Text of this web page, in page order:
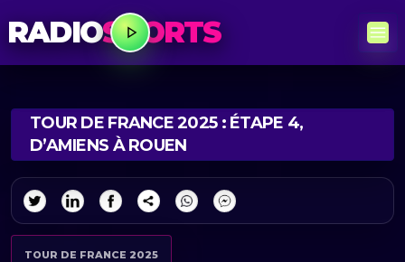
RADIOSPORTS
TOUR DE FRANCE 2025 : ÉTAPE 4,
D’AMIENS À ROUEN
TOUR DE FRANCE 2025